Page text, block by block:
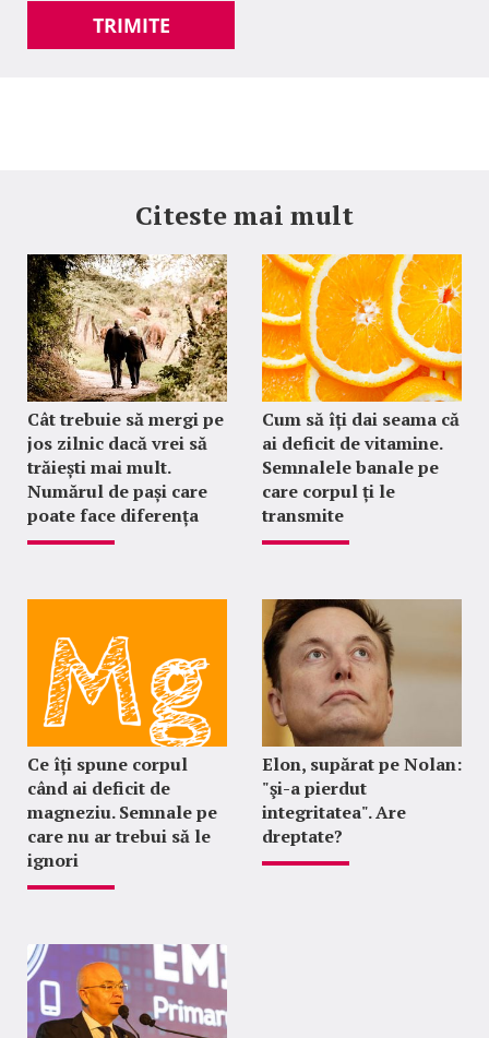
TRIMITE
Citeste mai mult
Cât trebuie să mergi pe
jos zilnic dacă vrei să
trăiești mai mult.
Numărul de pași care
poate face diferența
Cum să îți dai seama că
ai deficit de vitamine.
Semnalele banale pe
care corpul ți le
transmite
Ce îți spune corpul
când ai deficit de
magneziu. Semnale pe
care nu ar trebui să le
ignori
Elon, supărat pe Nolan:
"şi-a pierdut
integritatea". Are
dreptate?